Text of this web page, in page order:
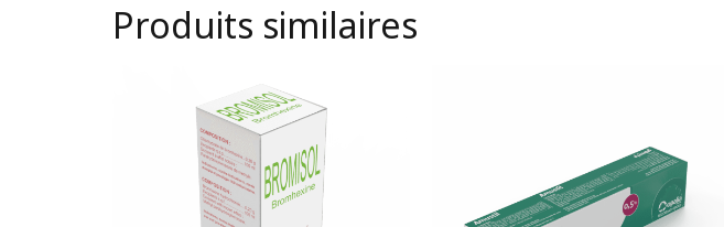
Produits similaires